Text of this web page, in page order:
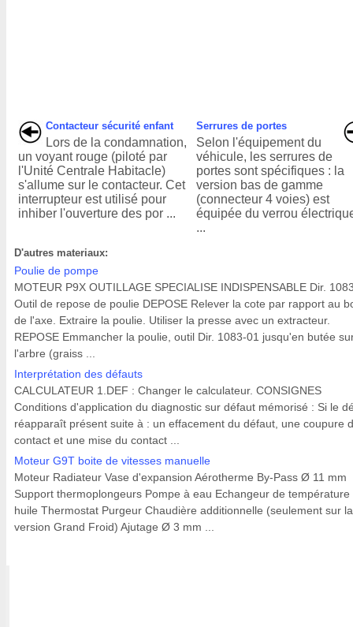
Contacteur sécurité enfant
Lors de la condamnation,
un voyant rouge (piloté par
l'Unité Centrale Habitacle)
s'allume sur le contacteur. Cet
interrupteur est utilisé pour
inhiber l'ouverture des por ...
Serrures de portes
Selon l'équipement du
véhicule, les serrures de
portes sont spécifiques : la
version bas de gamme
(connecteur 4 voies) est
équipée du verrou
...
D'autres materiaux:
Poulie de pompe
MOTEUR P9X OUTILLAGE SPECIALISE INDISPENSABLE Dir.
Outil de repose de poulie DEPOSE Relever la cote par rapport au
de l'axe. Extraire la poulie. Utiliser la presse avec un extracteur.
REPOSE Emmancher la poulie, outil Dir. 1083-01 jusqu'en butée
l'arbre (graiss ...
Interprétation des défauts
CALCULATEUR 1.DEF : Changer le calculateur. CONSIGNES
Conditions d'application du diagnostic sur défaut mémorisé : Si le
réapparaît présent suite à : un effacement du défaut, une coupure
contact et une mise du contact ...
Moteur G9T boite de vitesses manuelle
Moteur Radiateur Vase d'expansion Aérotherme By-Pass Ø 11 mm
Support thermoplongeurs Pompe à eau Echangeur de température
huile Thermostat Purgeur Chaudière additionnelle (seulement sur la
version Grand Froid) Ajutage Ø 3 mm ...